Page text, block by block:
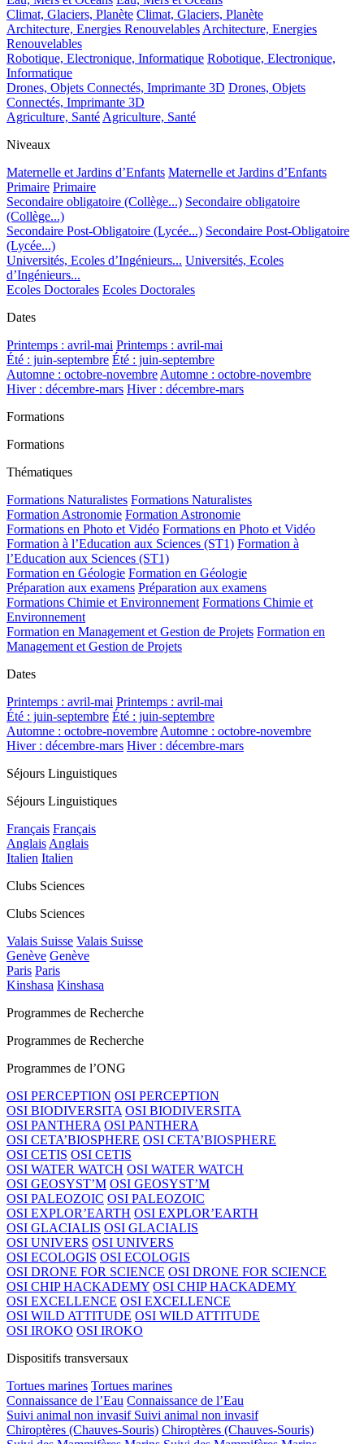
Climat, Glaciers, Planète Climat, Glaciers, Planète
Architecture, Energies RenouvelablesArchitecture, Energies
Renouvelables
Robotique, Electronique, Informatique Robotique, Electronique,
Informatique
Drones, Objets Connectés, Imprimante 3D Drones, Objets
Connectés, Imprimante 3D
Agriculture, SantéAgriculture, Santé
Niveaux
Maternelle et Jardins d’Enfants Maternelle et Jardins d’Enfants
Primaire Primaire
Secondaire obligatoire (Collège...) Secondaire obligatoire
(Collège...)
Secondaire Post-Obligatoire (Lycée...) Secondaire Post-Obligatoire
(Lycée...)
Universités, Ecoles d’Ingénieurs... Universités, Ecoles
d’Ingénieurs...
Ecoles Doctorales Ecoles Doctorales
Dates
Printemps : avril-mai Printemps : avril-mai
Été : juin-septembre Été : juin-septembre
Automne : octobre-novembreAutomne : octobre-novembre
Hiver : décembre-mars Hiver : décembre-mars
Formations
Formations
Thématiques
Formations Naturalistes Formations Naturalistes
Formation Astronomie Formation Astronomie
Formations en Photo et Vidéo Formations en Photo et Vidéo
Formation à l’Education aux Sciences (ST1) Formation à
l’Education aux Sciences (ST1)
Formation en Géologie Formation en Géologie
Préparation aux examens Préparation aux examens
Formations Chimie et Environnement Formations Chimie et
Environnement
Formation en Management et Gestion de Projets Formation en
Management et Gestion de Projets
Dates
Printemps : avril-mai Printemps : avril-mai
Été : juin-septembre Été : juin-septembre
Automne : octobre-novembreAutomne : octobre-novembre
Hiver : décembre-mars Hiver : décembre-mars
Séjours Linguistiques
Séjours Linguistiques
Français Français
AnglaisAnglais
Italien Italien
Clubs Sciences
Clubs Sciences
Valais Suisse Valais Suisse
Genève Genève
Paris Paris
Kinshasa Kinshasa
Programmes de Recherche
Programmes de Recherche
Programmes de l’ONG
OSI PERCEPTION OSI PERCEPTION
OSI BIODIVERSITA OSI BIODIVERSITA
OSI PANTHERA OSI PANTHERA
OSI CETA’BIOSPHERE OSI CETA’BIOSPHERE
OSI CETIS OSI CETIS
OSI WATER WATCH OSI WATER WATCH
OSI GEOSYST’M OSI GEOSYST’M
OSI PALEOZOIC OSI PALEOZOIC
OSI EXPLOR’EARTH OSI EXPLOR’EARTH
OSI GLACIALIS OSI GLACIALIS
OSI UNIVERS OSI UNIVERS
OSI ECOLOGIS OSI ECOLOGIS
OSI DRONE FOR SCIENCE OSI DRONE FOR SCIENCE
OSI CHIP HACKADEMY OSI CHIP HACKADEMY
OSI EXCELLENCE OSI EXCELLENCE
OSI WILD ATTITUDE OSI WILD ATTITUDE
OSI IROKO OSI IROKO
Dispositifs transversaux
Tortues marines Tortues marines
Connaissance de l’Eau Connaissance de l’Eau
Suivi animal non invasif Suivi animal non invasif
Chiroptères (Chauves-Souris) Chiroptères (Chauves-Souris)